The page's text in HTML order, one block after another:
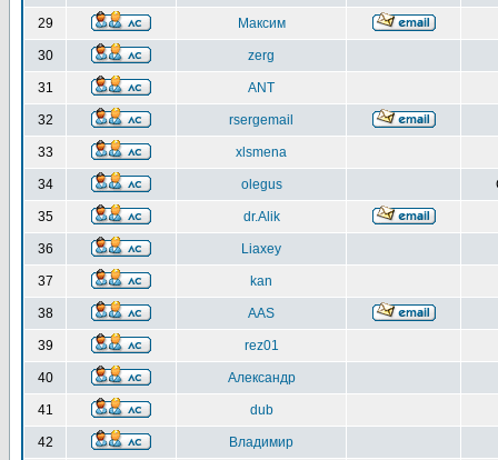
29 Максим
30 zerg
31 ANT
32 rsergemail
33 xlsmena
34 olegus
35 dr.Alik
36 Liaxey
37 kan
38 AAS
39 rez01
40 Александр
41 dub
42 Владимир